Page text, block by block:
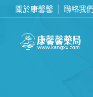
關於康馨馨 聯絡我們